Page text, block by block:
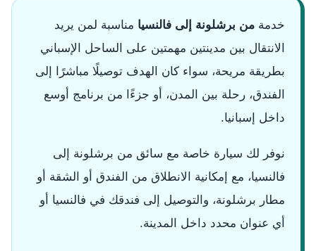
خدمة من برشلونة إلى فالنسيا مناسبة لمن يريد
الانتقال بين مدينتين مهمتين على الساحل الإسباني
بطريقة مريحة، سواء كان الهدف توصيلًا مباشرًا إلى
الفندق، رحلة بين المدن، أو جزءًا من برنامج أوسع
داخل إسبانيا.
نوفر لك سيارة خاصة مع سائق من برشلونة إلى
فالنسيا، مع إمكانية الانطلاق من الفندق أو الشقة أو
مطار برشلونة، والتوصيل إلى فندقك في فالنسيا أو
أي عنوان محدد داخل المدينة.